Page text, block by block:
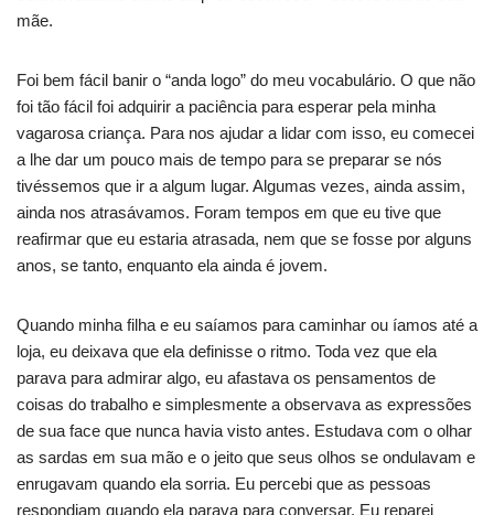
mãe.
Foi bem fácil banir o “anda logo” do meu vocabulário. O que não
foi tão fácil foi adquirir a paciência para esperar pela minha
vagarosa criança. Para nos ajudar a lidar com isso, eu comecei
a lhe dar um pouco mais de tempo para se preparar se nós
tivéssemos que ir a algum lugar. Algumas vezes, ainda assim,
ainda nos atrasávamos. Foram tempos em que eu tive que
reafirmar que eu estaria atrasada, nem que se fosse por alguns
anos, se tanto, enquanto ela ainda é jovem.
Quando minha filha e eu saíamos para caminhar ou íamos até a
loja, eu deixava que ela definisse o ritmo. Toda vez que ela
parava para admirar algo, eu afastava os pensamentos de
coisas do trabalho e simplesmente a observava as expressões
de sua face que nunca havia visto antes. Estudava com o olhar
as sardas em sua mão e o jeito que seus olhos se ondulavam e
enrugavam quando ela sorria. Eu percebi que as pessoas
respondiam quando ela parava para conversar. Eu reparei